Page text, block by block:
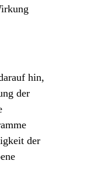
hin,
der
der